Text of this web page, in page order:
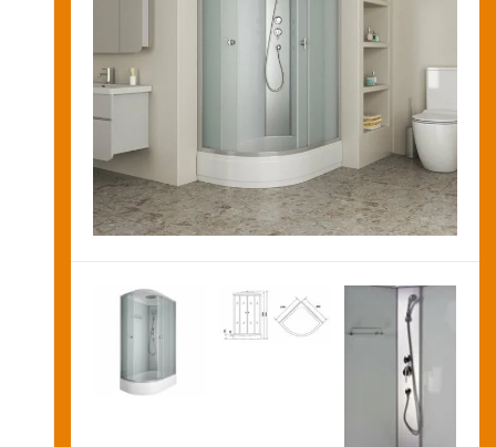
Новости и акции
Оставить заявку на звонок
получение
Установка
Сервисное
обслуживание